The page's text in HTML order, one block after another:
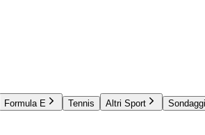
Formula E Tennis Altri Sport Sondaggi